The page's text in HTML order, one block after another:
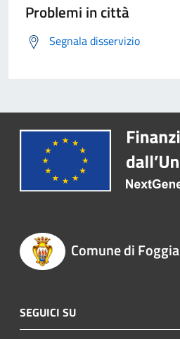
Problemi in città
Segnala disservizio
Comune di Foggia
SEGUICI SU